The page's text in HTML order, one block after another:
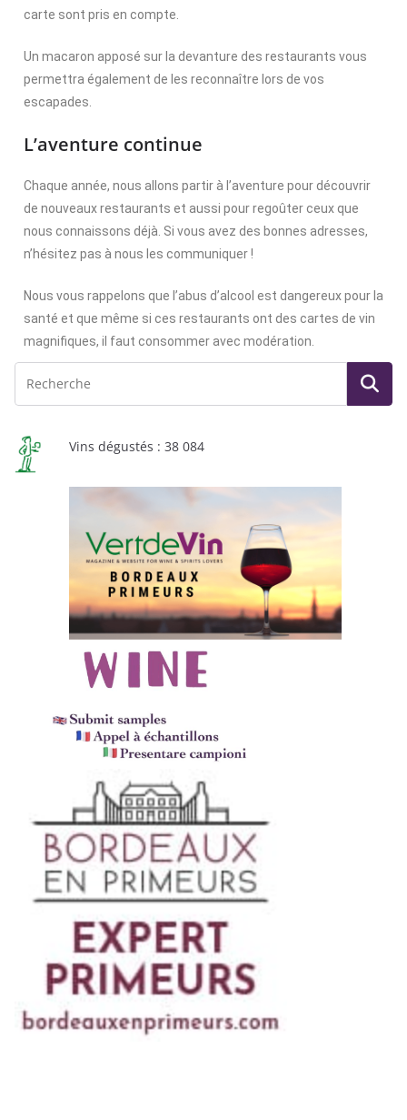
carte sont pris en compte.
Un macaron apposé sur la devanture des restaurants vous
permettra également de les reconnaître lors de vos
escapades.
L’aventure continue
Chaque année, nous allons partir à l’aventure pour découvrir
de nouveaux restaurants et aussi pour regoûter ceux que
nous connaissons déjà. Si vous avez des bonnes adresses,
n’hésitez pas à nous les communiquer !
Nous vous rappelons que l’abus d’alcool est dangereux pour la
santé et que même si ces restaurants ont des cartes de vin
magnifiques, il faut consommer avec modération.
Vins dégustés : 38 084